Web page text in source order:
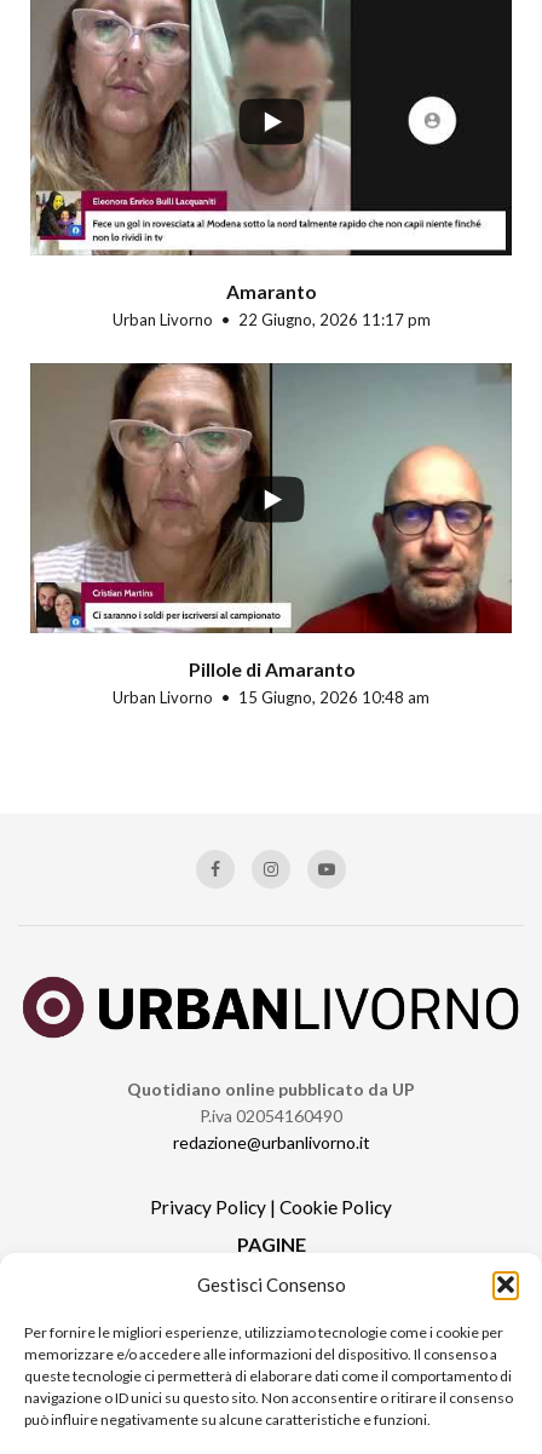
Gestisci Consenso
Per fornire le migliori esperienze, utilizziamo tecnologie come i cookie per
memorizzare e/o accedere alle informazioni del dispositivo. Il consenso a
queste tecnologie ci permetterà di elaborare dati come il comportamento di
navigazione o ID unici su questo sito. Non acconsentire o ritirare il consenso
può influire negativamente su alcune caratteristiche e funzioni.
Amaranto
Urban Livorno 22 Giugno, 2026 11:17 pm
Pillole di Amaranto
Urban Livorno 15 Giugno, 2026 10:48 am
Quotidiano online pubblicato da UP
P.iva 02054160490
redazione@urbanlivorno.it
Privacy Policy | Cookie Policy
PAGINE
Redazione
Contatti
Pubblicità
Sitemap
RUBRICHE